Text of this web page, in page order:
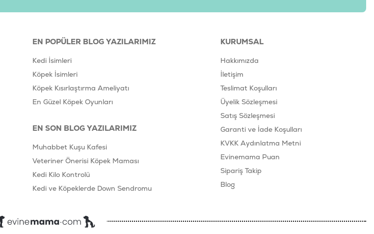
EN POPÜLER BLOG YAZILARIMIZ
Kedi İsimleri
Köpek İsimleri
Köpek Kısırlaştırma Ameliyatı
En Güzel Köpek Oyunları
EN SON BLOG YAZILARIMIZ
Muhabbet Kuşu Kafesi
Veteriner Önerisi Köpek Maması
Kedi Kilo Kontrolü
Kedi ve Köpeklerde Down Sendromu
KURUMSAL
Hakkımızda
İletişim
Teslimat Koşulları
Üyelik Sözleşmesi
Satış Sözleşmesi
Garanti ve İade Koşulları
KVKK Aydınlatma Metni
Evinemama Puan
Sipariş Takip
Blog